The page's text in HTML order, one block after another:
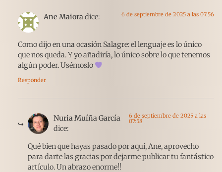
Ane Maioradice: 6 de septiembre de 2025 a las 07:56
Como dijo en una ocasión Salagre: el lenguaje es lo único
que nos queda. Y yo añadiría, lo único sobre lo que tenemos
algún poder. Usémoslo
Responder
Nuria Muíña García
dice:
6 de septiembre de 2025 a las
07:58
Qué bien que hayas pasado por aquí, Ane, aprovecho
para darte las gracias por dejarme publicar tu fantástico
artículo. Un abrazo enorme!!